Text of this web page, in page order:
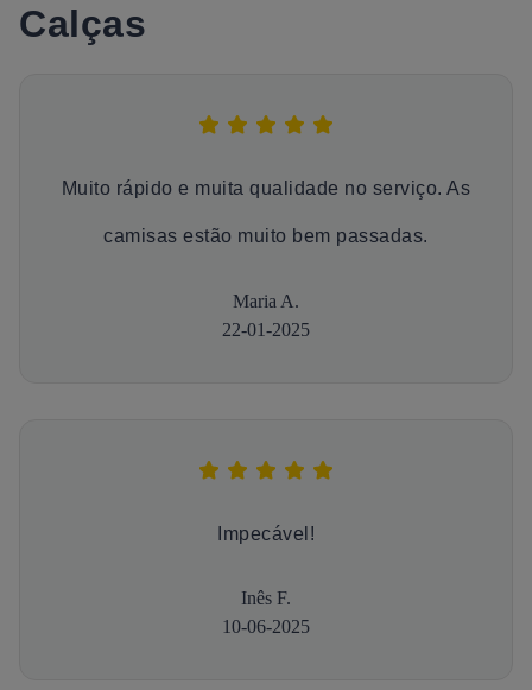
Calças
Muito rápido e muita qualidade no serviço. As
camisas estão muito bem passadas.
Maria A.
22-01-2025
Impecável!
Inês F.
10-06-2025